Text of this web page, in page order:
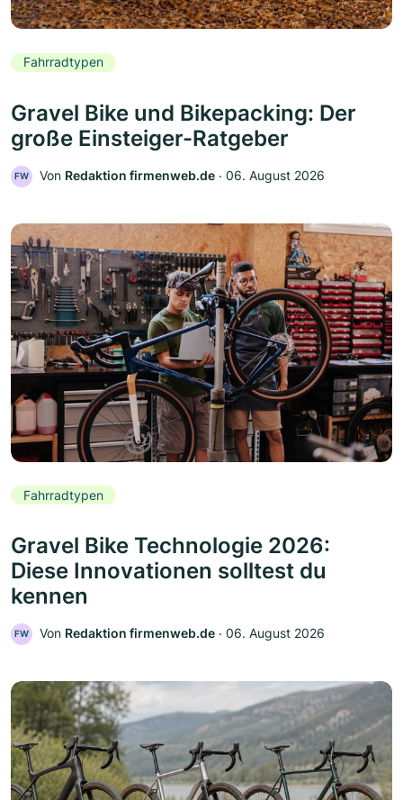
Fahrradtypen
Gravel Bike und Bikepacking: Der
große Einsteiger-Ratgeber
FW Von Redaktion firmenweb.de ‧ 06. August 2026
Fahrradtypen
Gravel Bike Technologie 2026:
Diese Innovationen solltest du
kennen
FW Von Redaktion firmenweb.de ‧ 06. August 2026